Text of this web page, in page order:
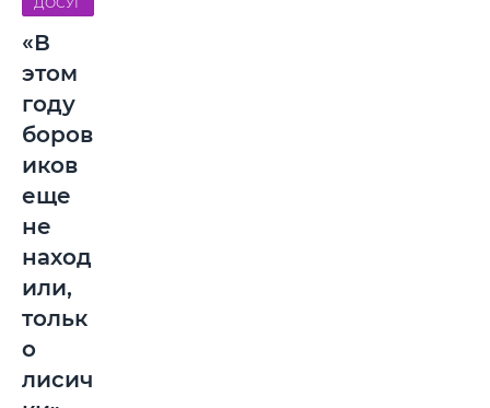
«В
этом
году
боров
иков
еще
не
наход
или,
тольк
о
лисич